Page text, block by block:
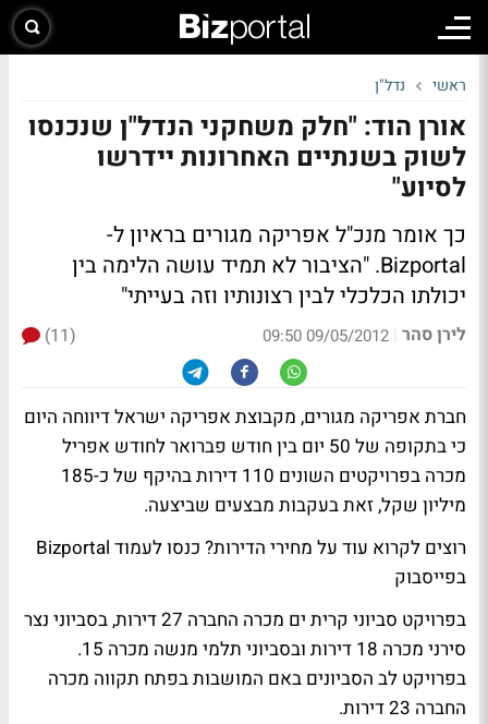
ראשי נדל"ן
אורן הוד: "חלק משחקני הנדל"ן שנכנסו
לשוק בשנתיים האחרונות יידרשו
לסיוע"
כך אומר מנכ"ל אפריקה מגורים בראיון ל-
Bizportal. "הציבור לא תמיד עושה הלימה בין
יכולתו הכלכלי לבין רצונותיו וזה בעייתי"
לירן סהר |
09/05/2012 09:50
(11)
חברת אפריקה מגורים, מקבוצת אפריקה ישראל דיווחה היום
כי בתקופה של 50 יום בין חודש פברואר לחודש אפריל
מכרה בפרויקטים השונים 110 דירות בהיקף של כ-185
מיליון שקל, זאת בעקבות מבצעים שביצעה.
רוצים לקרוא עוד על מחירי הדירות? כנסו לעמוד Bizportal
בפייסבוק
בפרויקט סביוני קרית ים מכרה החברה 27 דירות, בסביוני נצר
סירני מכרה 18 דירות ובסביוני תלמי מנשה מכרה 15.
בפרויקט לב הסביונים באם המושבות בפתח תקווה מכרה
החברה 23 דירות.